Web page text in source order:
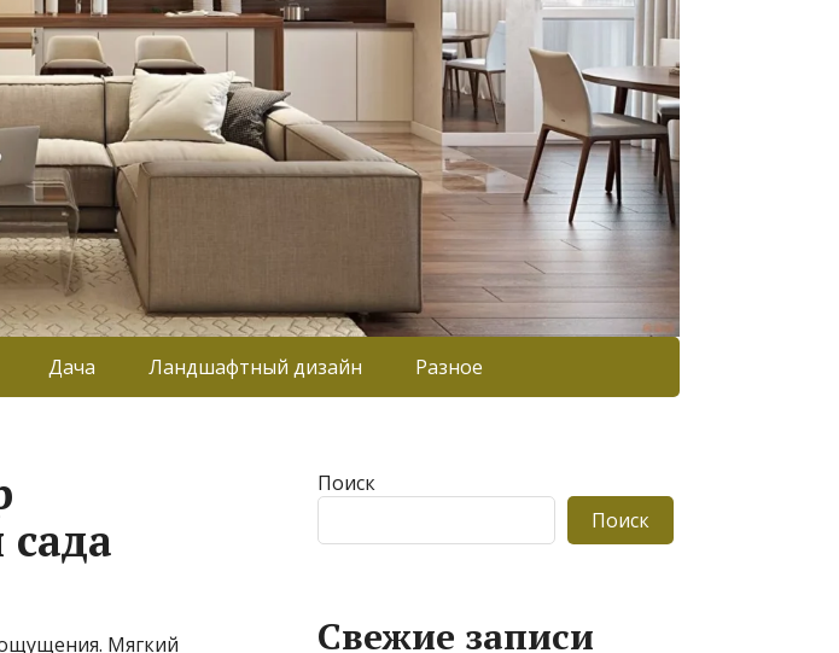
Дача Ландшафтный дизайн Разное
Мягкий
Поиск
Поиск
Свежие записи